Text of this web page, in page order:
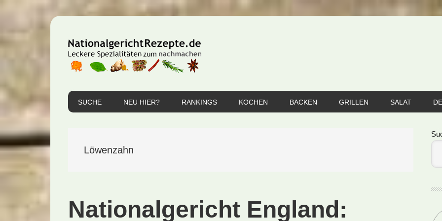
Hauptnavigation
SUCHE NEU HIER? RANKINGS KOCHEN BACKEN GRILLEN SALAT
Löwenzahn
Nationalgericht England: